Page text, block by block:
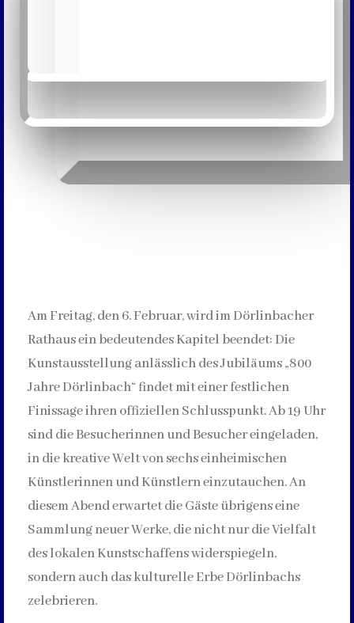
Am Freitag, den 6. Februar, wird im Dörlinbacher
Rathaus ein bedeutendes Kapitel beendet: Die
Kunstausstellung anlässlich des Jubiläums „800
Jahre Dörlinbach“ findet mit einer festlichen
Finissage ihren offiziellen Schlusspunkt. Ab 19 Uhr
sind die Besucherinnen und Besucher eingeladen,
in die kreative Welt von sechs einheimischen
Künstlerinnen und Künstlern einzutauchen. An
diesem Abend erwartet die Gäste übrigens eine
Sammlung neuer Werke, die nicht nur die Vielfalt
des lokalen Kunstschaffens widerspiegeln,
sondern auch das kulturelle Erbe Dörlinbachs
zelebrieren.